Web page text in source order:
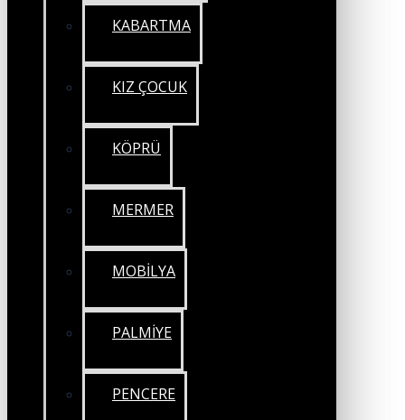
KABARTMA
KIZ ÇOCUK
KÖPRÜ
MERMER
MOBİLYA
PALMİYE
PENCERE